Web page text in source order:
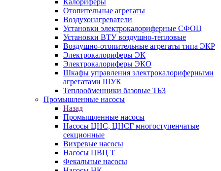
Калориферы
Отопительные агрегаты
Воздухонагреватели
Установки электрокалориферные СФОЦ
Установки ВТУ воздушно-тепловые
Воздушно-отопительные агрегаты типа ЭКР
Электрокалориферы ЭК
Электрокалориферы ЭКО
Шкафы управления электрокалориферными
агрегатами ШУК
Теплообменники базовые ТБЗ
Промышленные насосы
Назад
Промышленные насосы
Насосы ЦНС, ЦНСГ многоступенчатые
секционные
Вихревые насосы
Насосы ЦВЦ Т
Фекальные насосы